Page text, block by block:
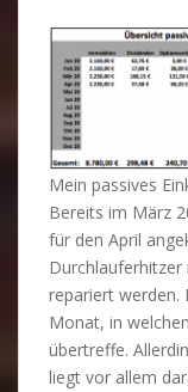
Mein passives
Bereits im März
für den April
repariert werden.
Monat, in
übertreffe.
liegt vor allem